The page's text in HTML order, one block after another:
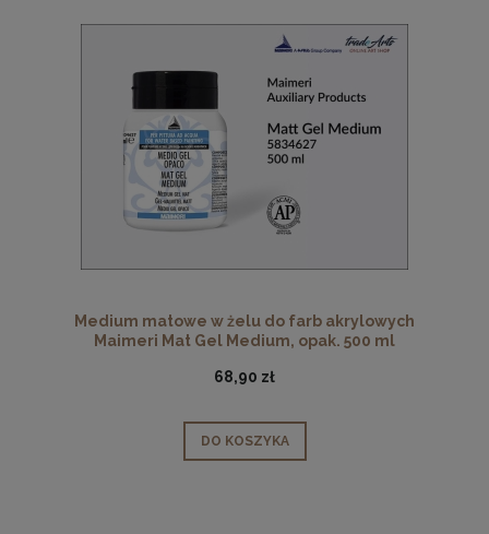
Medium matowe w żelu do farb akrylowych
Maimeri Mat Gel Medium, opak. 500 ml
68,90 zł
DO KOSZYKA